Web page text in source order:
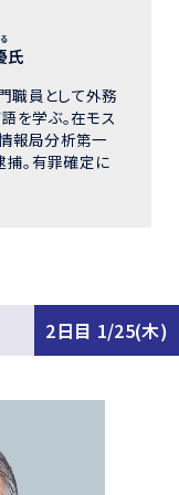
氏
職員として外務
を学ぶ。在モス
報局分析第一
。有罪確定に
2日目 1/25(木)